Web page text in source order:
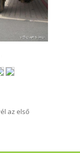
az első